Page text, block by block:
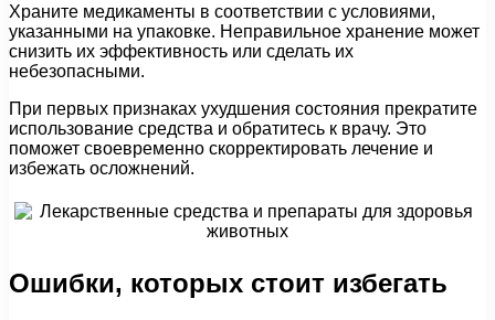
Храните медикаменты в соответствии с условиями,
указанными на упаковке. Неправильное хранение может
снизить их эффективность или сделать их
небезопасными.
При первых признаках ухудшения состояния прекратите
использование средства и обратитесь к врачу. Это
поможет своевременно скорректировать лечение и
избежать осложнений.
Ошибки, которых стоит избегать